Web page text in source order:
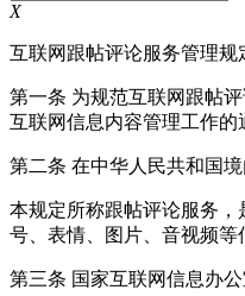
X
互联网跟帖评论服务管理规
第一条 为规范互联网跟帖
互联网信息内容管理工作的
第二条 在中华人民共和国
本规定所称跟帖评论服务
号、表情、图片、音视频等
第三条 国家互联网信息办